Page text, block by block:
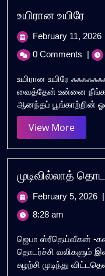
உயிரான உயிரே
February 11, 2026
0 Comments |
உயிரான உயிரே
வைத்தேன் உன்னை நீங்காத
ஆனந்தப் பூங்காற்றின்
View MoreView
More
முடிவில்லாத்
February 5, 2026 |
8:28 am
ஜெபா ஸ்ரீதெய்வீகன் -
தொடர்ச்சி வலிகளும்
சுழற்சி முடிந்து